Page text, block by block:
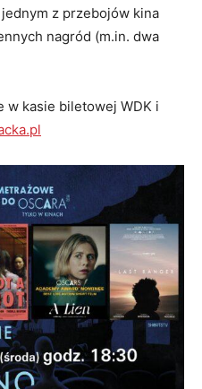
z przebojów kina
nagród (m.in. dwa
w kasie biletowej WDK i